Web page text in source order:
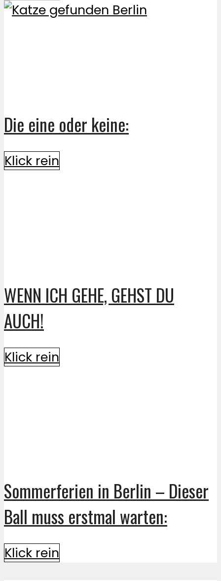
Die eine oder keine:
Klick rein
WENN ICH GEHE, GEHST DU
AUCH!
Klick rein
Sommerferien in Berlin – Dieser
Ball muss erstmal warten:
Klick rein